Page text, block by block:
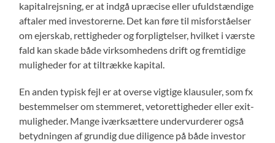
kapitalrejsning, er at indgå upræcise eller ufuldstændige
aftaler med investorerne. Det kan føre til misforståelser
om ejerskab, rettigheder og forpligtelser, hvilket i værste
fald kan skade både virksomhedens drift og fremtidige
muligheder for at tiltrække kapital.
En anden typisk fejl er at overse vigtige klausuler, som fx
bestemmelser om stemmeret, vetorettigheder eller exit-
muligheder. Mange iværksættere undervurderer også
betydningen af grundig due diligence på både investor